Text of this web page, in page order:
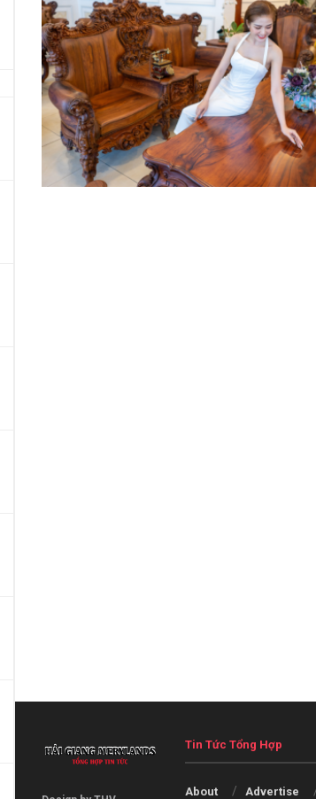
Tin Tức Tổng Hợp
About Advertise